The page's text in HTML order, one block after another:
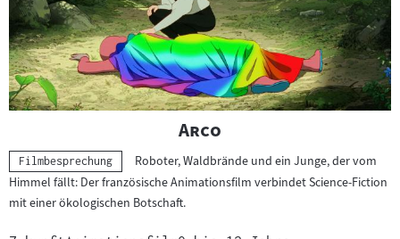
"
Arco
Kategorie:
Filmbesprechung
Roboter, Waldbrände und ein Junge, der vom
Himmel fällt: Der französische Animationsfilm verbindet Science-Fiction
mit einer ökologischen Botschaft.